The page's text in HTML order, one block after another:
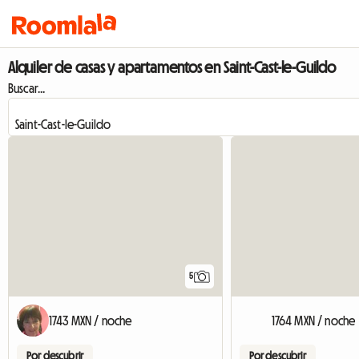
Alquiler de casas y apartamentos en Saint-Cast-le-Guildo
Buscar...
5
1743 MXN / noche
Por descubrir
1764 MXN / noche
Por descubrir